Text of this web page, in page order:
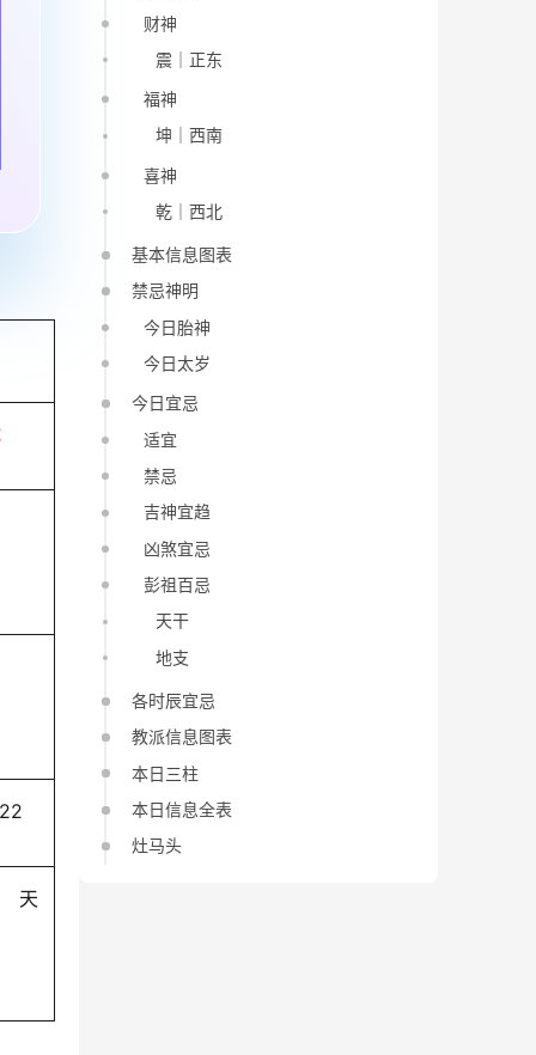
天
财神
震｜正东
福神
坤｜西南
喜神
乾｜西北
基本信息图表
禁忌神明
今日胎神
今日太岁
今日宜忌
适宜
禁忌
吉神宜趋
凶煞宜忌
彭祖百忌
天干
地支
各时辰宜忌
教派信息图表
本日三柱
本日信息全表
灶马头